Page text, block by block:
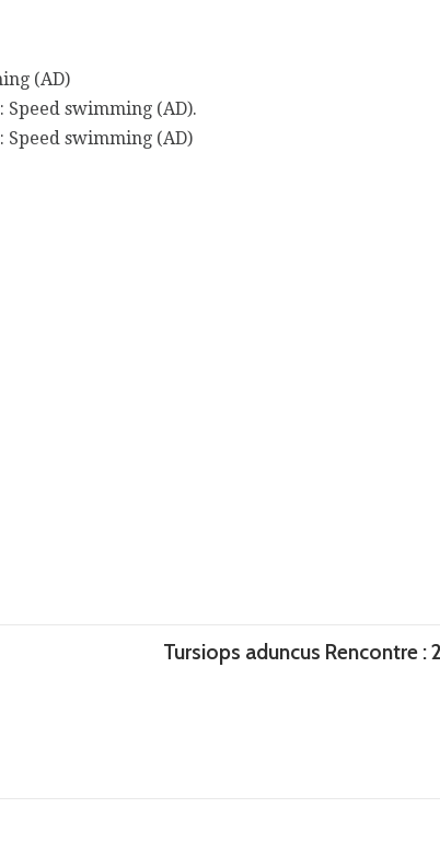
(AD)
Speed swimming (AD).
Speed swimming (AD)
Tursiops aduncus Rencontre :